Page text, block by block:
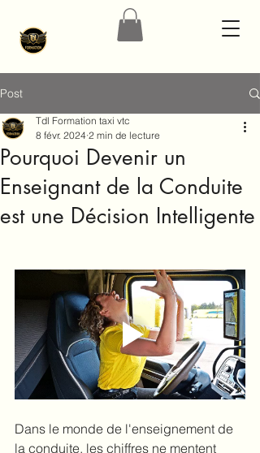
Post
Pourquoi Devenir un
Enseignant de la Conduite
est une Décision Intelligente
Tdl Formation taxi vtc
8 févr. 2024 2 min de lecture
Dans le monde de l'enseignement de
la conduite, les chiffres ne mentent